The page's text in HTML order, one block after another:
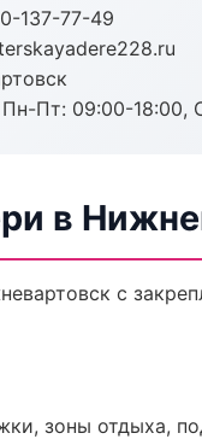
137-77-49
Пн-Пт: 09:00-18:00,
в
с
зоны отдыха,